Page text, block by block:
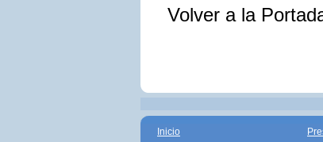
Volver a la
Inicio